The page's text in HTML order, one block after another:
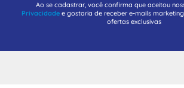
Ao se cadastrar, você confirma que aceitou
Privacidadee gostaria de receber e-mails
ofertas exclusivas